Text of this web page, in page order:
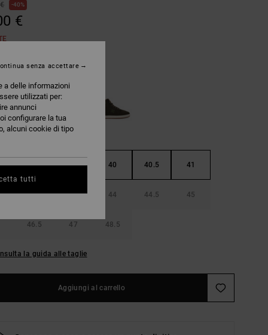
40%
€
38.5 39 40 40.5 41
42.5 43 44 44.5 45
46.5 47 48.5
la guida alle taglie
Aggiungi al carrello
a delle informazioni
utilizzati per:
annunci
configurare la tua
alcuni cookie di tipo
senza accettare
tutti